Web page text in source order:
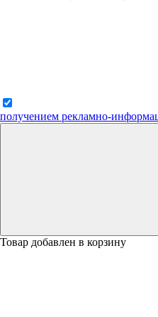
получением рекламно-
Товар добавлен в корзину